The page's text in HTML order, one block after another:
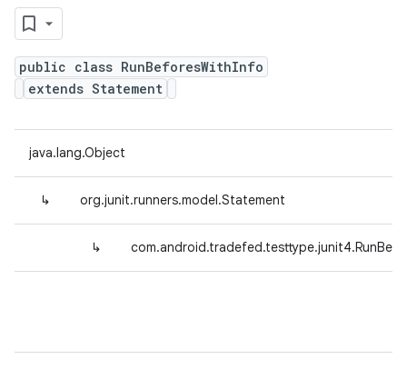
public class RunBeforesWithInfo
extends Statement
java.lang.Object
↳ org.junit.runners.model.Statement
↳